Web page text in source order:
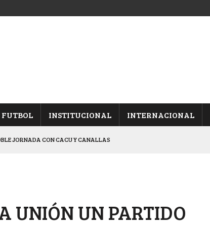
FUTBOL INSTITUCIONAL INTERNACIONAL
JORNADA CON CACU Y CANALLAS
DE LOS “ALBICELESTES”
ES SEMIFINALISTA
UNIÓN UN PARTIDO